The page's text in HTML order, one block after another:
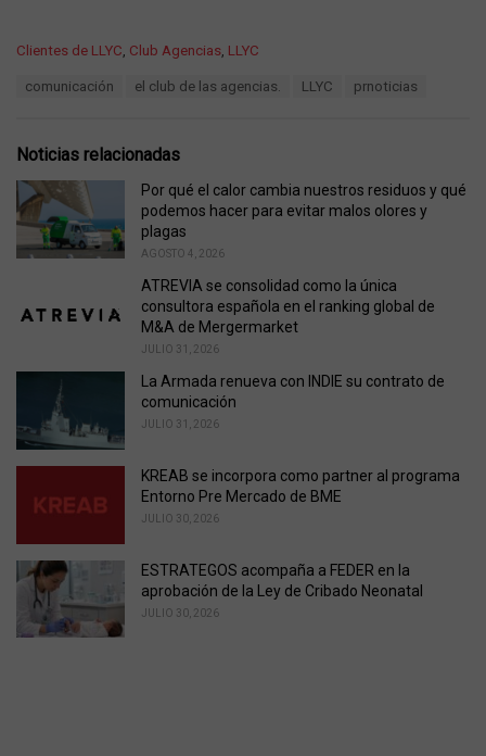
C
o
e
s
:
Clientes de LLYC Club Agencias LLYC
:
comunicación el club de las agencias. LLYC prnoticias
Noticias relacionadas
Por qué el calor cambia nuestros residuos y qué
podemos hacer para evitar malos olores y
plagas
AGOSTO 4, 2026
ATREVIA se consolidad como la única
consultora española en el ranking global de
M&A de Mergermarket
JULIO 31, 2026
La Armada renueva con INDIE su contrato de
comunicación
JULIO 31, 2026
KREAB se incorpora como partner al programa
Entorno Pre Mercado de BME
JULIO 30, 2026
ESTRATEGOS acompaña a FEDER en la
aprobación de la Ley de Cribado Neonatal
JULIO 30, 2026